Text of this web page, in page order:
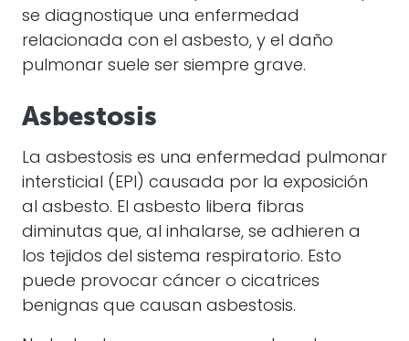
se diagnostique una enfermedad
relacionada con el asbesto, y el daño
pulmonar suele ser siempre grave.
Asbestosis
La asbestosis es una enfermedad pulmonar
intersticial (EPI) causada por la exposición
al asbesto. El asbesto libera fibras
diminutas que, al inhalarse, se adhieren a
los tejidos del sistema respiratorio. Esto
puede provocar cáncer o cicatrices
benignas que causan asbestosis.